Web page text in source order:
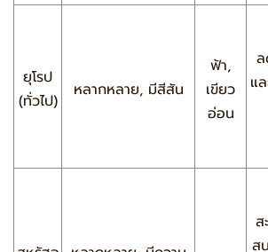
ยุโรป
(ทั่วไป)
หลากหลาย, มีสีสัน
ฟ้า,
เขียว
อ่อน
แ
ส
ส